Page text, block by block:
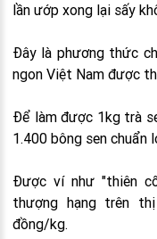
lần ướp xong lại sấy
Đây là phương thức
ngon Việt Nam được
Để làm được 1kg trà
1.400 bông sen chuẩn
Được ví như "thiên
thượng hạng trên
đồng/kg.